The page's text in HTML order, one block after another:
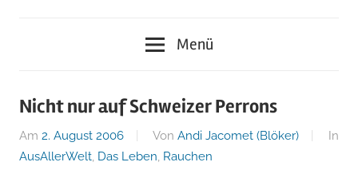
der
Blog
klein-
Menü
Nicht nur auf Schweizer Perrons
Am 2. August 2006 Von Andi Jacomet (Blöker)
In
AusAllerWelt, Das Leben, Rauchen